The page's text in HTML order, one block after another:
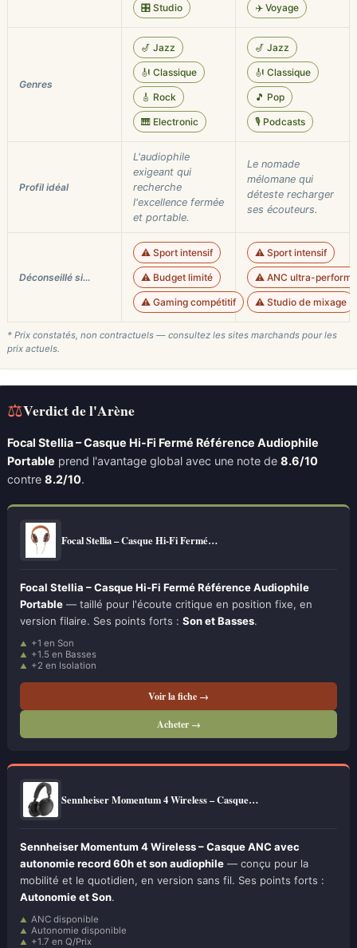
🎛️ Studio ✈️ Voyage
Genres
🎷 Jazz
🎻 Classique
🎸 Rock
🎹 Electronic
🎷 Jazz
🎻 Classique
🎵 Pop
🎙️ Podcasts
Profil idéal
L'audiophile
exigeant qui
recherche
l'excellence fermée
et portable.
Le nomade
mélomane qui
déteste recharger
ses écouteurs.
Déconseillé si…
⚠️ Sport intensif
⚠️ Budget limité
⚠️ Gaming compétitif
⚠️ Sport intensif
⚠️ ANC ultra-
⚠️ Studio de mixage
* Prix constatés, non contractuels — consultez les sites marchands pour les
prix actuels.
⚖Verdict de l'Arène
Focal Stellia – Casque Hi-Fi Fermé Référence Audiophile
Portable prend l'avantage global avec une note de 8.6/10
contre 8.2/10.
Focal Stellia – Casque Hi-Fi Fermé…
Focal Stellia – Casque Hi-Fi Fermé Référence Audiophile
Portable — taillé pour l'écoute critique en position fixe, en
version filaire. Ses points forts : Son et Basses.
+1 en Son
+1.5 en Basses
+2 en Isolation
Voir la fiche →
Acheter →
Sennheiser Momentum 4 Wireless – Casque…
Sennheiser Momentum 4 Wireless – Casque ANC avec
autonomie record 60h et son audiophile — conçu pour la
mobilité et le quotidien, en version sans fil. Ses points forts :
Autonomie et Son.
ANC disponible
Autonomie disponible
+1.7 en Q/Prix